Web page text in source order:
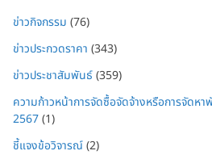
ข่าวกิจกรรม (76)
ข่าวประกวดราคา (343)
ข่าวประชาสัมพันธ์(359)
ความก้าวหน้าการจัดซื้อจัดจ้างหรือการจัดห
2567(1)
ชี้แจงข้อวิจารณ์(2)